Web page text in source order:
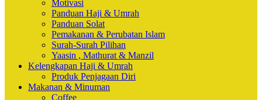
Motivasi
Panduan Haji & Umrah
Panduan Solat
Pemakanan & Perubatan Islam
Surah-Surah Pilihan
Yaasin , Mathurat & Manzil
Kelengkapan Haji & Umrah
Produk Penjagaan Diri
Makanan & Minuman
Coffee